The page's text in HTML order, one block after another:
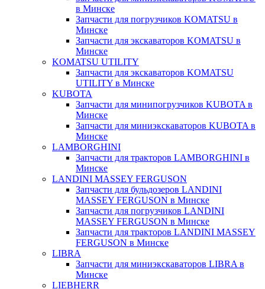
в Минске
Запчасти для погрузчиков KOMATSU в
Минске
Запчасти для экскаваторов KOMATSU в
Минске
KOMATSU UTILITY
Запчасти для экскаваторов KOMATSU
UTILITY в Минске
KUBOTA
Запчасти для минипогрузчиков KUBOTA в
Минске
Запчасти для миниэкскаваторов KUBOTA в
Минске
LAMBORGHINI
Запчасти для тракторов LAMBORGHINI в
Минске
LANDINI MASSEY FERGUSON
Запчасти для бульдозеров LANDINI
MASSEY FERGUSON в Минске
Запчасти для погрузчиков LANDINI
MASSEY FERGUSON в Минске
Запчасти для тракторов LANDINI MASSEY
FERGUSON в Минске
LIBRA
Запчасти для миниэкскаваторов LIBRA в
Минске
LIEBHERR